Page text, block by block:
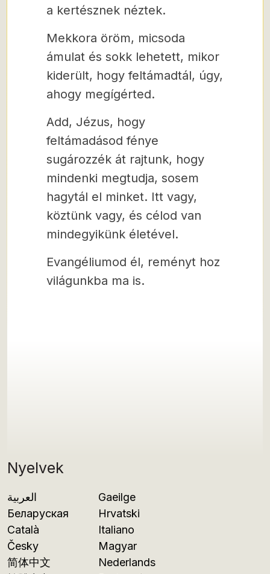
Nyelvek
العربية
Беларуская
Català
Česky
简体中文
Gaeilge
Hrvatski
Italiano
Magyar
Nederlands
a kertésznek néztek.
Mekkora öröm, micsoda
ámulat és sokk lehetett, mikor
kiderült, hogy feltámadtál, úgy,
ahogy megígérted.
Add, Jézus, hogy
feltámadásod fénye
sugározzék át rajtunk, hogy
mindenki megtudja, sosem
hagytál el minket. Itt vagy,
köztünk vagy, és célod van
mindegyikünk életével.
Evangéliumod él, reményt hoz
világunkba ma is.